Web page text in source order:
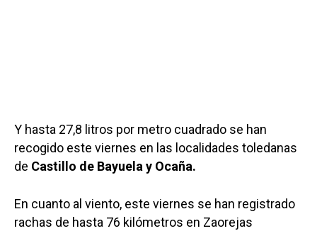
Y hasta 27,8 litros por metro cuadrado se han
recogido este viernes en las localidades toledanas
de Castillo de Bayuela y Ocaña.
En cuanto al viento, este viernes se han registrado
rachas de hasta 76 kilómetros en Zaorejas